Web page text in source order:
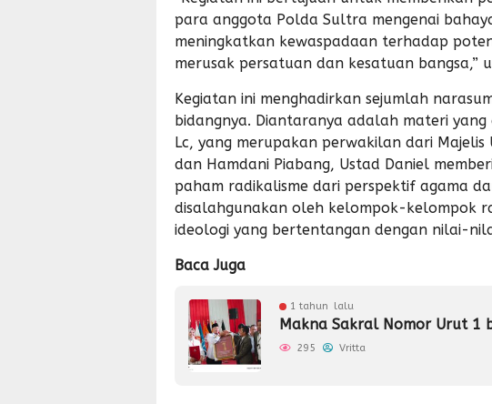
para anggota Polda Sultra mengenai
meningkatkan kewaspadaan terhadap
merusak persatuan dan kesatuan bangsa,”
Kegiatan ini menghadirkan sejumlah
bidangnya. Diantaranya adalah materi
Lc, yang merupakan perwakilan dari Majelis
dan Hamdani Piabang, Ustad Daniel
paham radikalisme dari perspektif agama
disalahgunakan oleh kelompok-kelompok
ideologi yang bertentangan dengan nilai-
Baca Juga
1 tahun lalu
Makna Sakral Nomor Urut 1
295 Vritta